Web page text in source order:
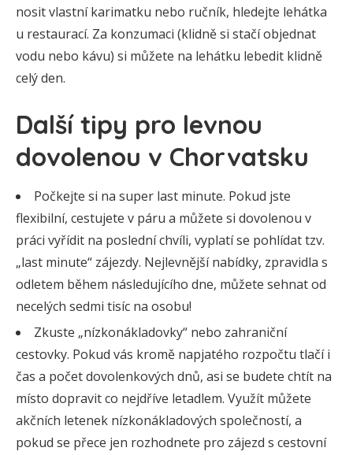
nosit vlastní karimatku nebo ručník, hledejte lehátka
u restaurací. Za konzumaci (klidně si stačí objednat
vodu nebo kávu) si můžete na lehátku lebedit klidně
celý den.
Další tipy pro levnou
dovolenou v Chorvatsku
Počkejte si na super last minute. Pokud jste
flexibilní, cestujete v páru a můžete si dovolenou v
práci vyřídit na poslední chvíli, vyplatí se pohlídat tzv.
„last minute“ zájezdy. Nejlevnější nabídky, zpravidla s
odletem během následujícího dne, můžete sehnat od
necelých sedmi tisíc na osobu!
Zkuste „nízkonákladovky“ nebo zahraniční
cestovky. Pokud vás kromě napjatého rozpočtu tlačí i
čas a počet dovolenkových dnů, asi se budete chtít na
místo dopravit co nejdříve letadlem. Využít můžete
akčních letenek nízkonákladových společností, a
pokud se přece jen rozhodnete pro zájezd s cestovní